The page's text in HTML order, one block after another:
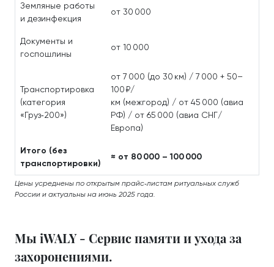
Земляные работы
и дезинфекция
от 30 000
Документы и
госпошлины
от 10 000
Транспортировка
(категория
«Груз‑200»)
от 7 000 (до 30 км) / 7 000 + 50–
100 ₽/
км (межгород) / от 45 000 (авиа
РФ) / от 65 000 (авиа СНГ/
Европа)
Итого (без
транспортировки)
≈ от 80 000 – 100 000
Цены усреднены по открытым прайс‑листам ритуальных служб
России и актуальны на июнь 2025 года.
Мы iWALY - Сервис памяти и ухода за
захоронениями.